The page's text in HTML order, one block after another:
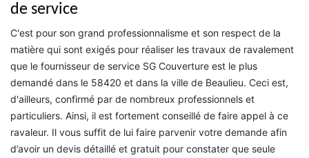
de service
C'est pour son grand professionnalisme et son respect de la
matière qui sont exigés pour réaliser les travaux de ravalement
que le fournisseur de service SG Couverture est le plus
demandé dans le 58420 et dans la ville de Beaulieu. Ceci est,
d'ailleurs, confirmé par de nombreux professionnels et
particuliers. Ainsi, il est fortement conseillé de faire appel à ce
ravaleur. Il vous suffit de lui faire parvenir votre demande afin
d’avoir un devis détaillé et gratuit pour constater que seule